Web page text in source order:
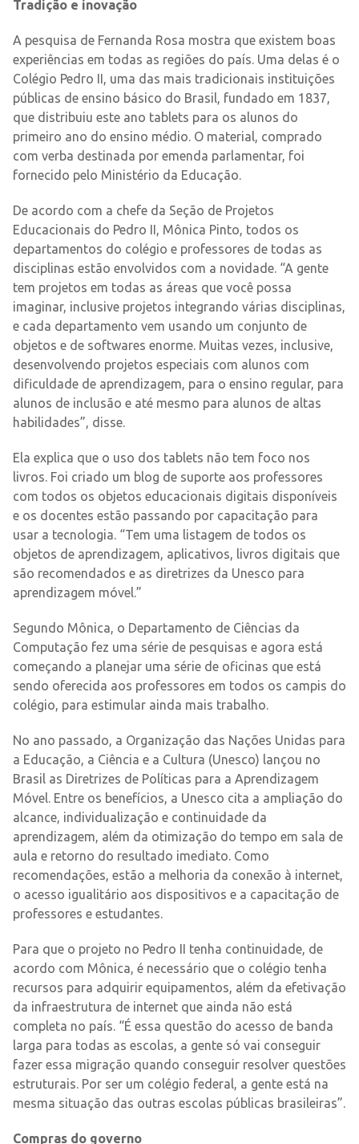
Tradição e inovação
A pesquisa de Fernanda Rosa mostra que existem boas
experiências em todas as regiões do país. Uma delas é o
Colégio Pedro II, uma das mais tradicionais instituições
públicas de ensino básico do Brasil, fundado em 1837,
que distribuiu este ano tablets para os alunos do
primeiro ano do ensino médio. O material, comprado
com verba destinada por emenda parlamentar, foi
fornecido pelo Ministério da Educação.
De acordo com a chefe da Seção de Projetos
Educacionais do Pedro II, Mônica Pinto, todos os
departamentos do colégio e professores de todas as
disciplinas estão envolvidos com a novidade. “A gente
tem projetos em todas as áreas que você possa
imaginar, inclusive projetos integrando várias disciplinas,
e cada departamento vem usando um conjunto de
objetos e de softwares enorme. Muitas vezes, inclusive,
desenvolvendo projetos especiais com alunos com
dificuldade de aprendizagem, para o ensino regular, para
alunos de inclusão e até mesmo para alunos de altas
habilidades”, disse.
Ela explica que o uso dos tablets não tem foco nos
livros. Foi criado um blog de suporte aos professores
com todos os objetos educacionais digitais disponíveis
e os docentes estão passando por capacitação para
usar a tecnologia. “Tem uma listagem de todos os
objetos de aprendizagem, aplicativos, livros digitais que
são recomendados e as diretrizes da Unesco para
aprendizagem móvel.”
Segundo Mônica, o Departamento de Ciências da
Computação fez uma série de pesquisas e agora está
começando a planejar uma série de oficinas que está
sendo oferecida aos professores em todos os campis do
colégio, para estimular ainda mais trabalho.
No ano passado, a Organização das Nações Unidas para
a Educação, a Ciência e a Cultura (Unesco) lançou no
Brasil as Diretrizes de Políticas para a Aprendizagem
Móvel. Entre os benefícios, a Unesco cita a ampliação do
alcance, individualização e continuidade da
aprendizagem, além da otimização do tempo em sala de
aula e retorno do resultado imediato. Como
recomendações, estão a melhoria da conexão à internet,
o acesso igualitário aos dispositivos e a capacitação de
professores e estudantes.
Para que o projeto no Pedro II tenha continuidade, de
acordo com Mônica, é necessário que o colégio tenha
recursos para adquirir equipamentos, além da efetivação
da infraestrutura de internet que ainda não está
completa no país. “É essa questão do acesso de banda
larga para todas as escolas, a gente só vai conseguir
fazer essa migração quando conseguir resolver questões
estruturais. Por ser um colégio federal, a gente está na
mesma situação das outras escolas públicas brasileiras”.
Compras do governo